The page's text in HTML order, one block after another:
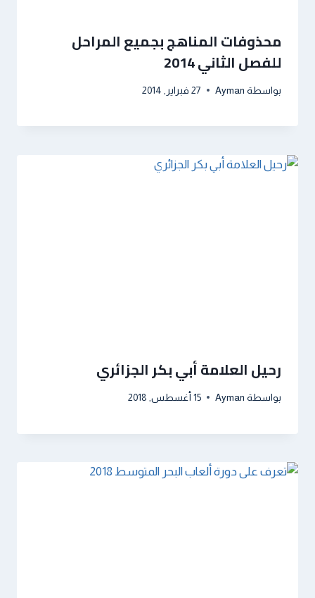
محذوفات المناهج بجميع المراحل
للفصل الثاني 2014
بواسطة Ayman 27 فبراير, 2014
رحيل العلامة أبي بكر الجزائري
بواسطة Ayman 15 أغسطس, 2018